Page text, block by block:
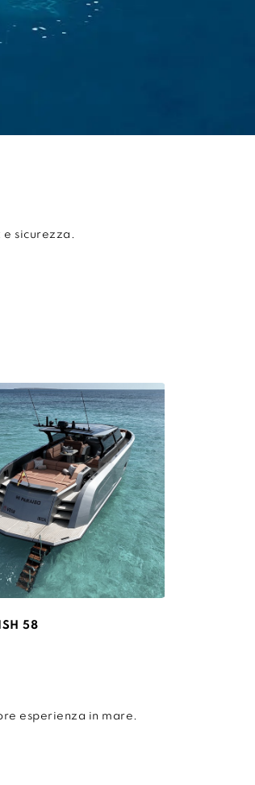
e sicurezza.
58
esperienza in mare.